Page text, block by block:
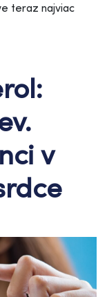
teraz najviac
v